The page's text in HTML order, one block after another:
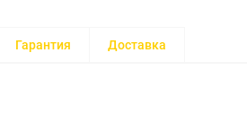
Гарантия Доставка